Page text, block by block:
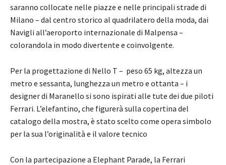
saranno collocate nelle piazze e nelle principali strade di
Milano – dal centro storico al quadrilatero della moda, dai
Navigli all’aeroporto internazionale di Malpensa –
colorandola in modo divertente e coinvolgente.
Per la progettazione di Nello T – peso 65 kg, altezza un
metro e sessanta, lunghezza un metro e ottanta – i
designer di Maranello si sono ispirati alle tute dei due piloti
Ferrari. L’elefantino, che figurerà sulla copertina del
catalogo della mostra, è stato scelto come opera simbolo
per la sua l’originalità e il valore tecnico
Con la partecipazione a Elephant Parade, la Ferrari